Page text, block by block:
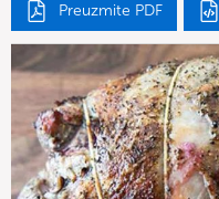
Preuzmite PDF